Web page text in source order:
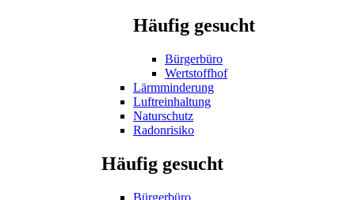
Häufig gesucht
Bürgerbüro
Wertstoffhof
Lärmminderung
Luftreinhaltung
Naturschutz
Radonrisiko
Häufig gesucht
Bürgerbüro